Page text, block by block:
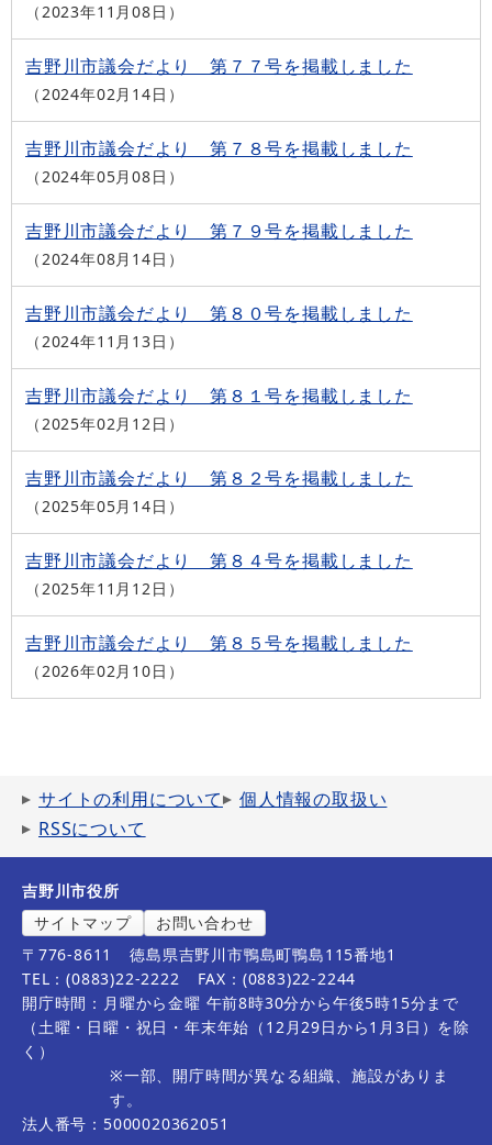
2023年11月08日
吉野川市議会だより 第７７号を掲載しました
2024年02月14日
吉野川市議会だより 第７８号を掲載しました
2024年05月08日
吉野川市議会だより 第７９号を掲載しました
2024年08月14日
吉野川市議会だより 第８０号を掲載しました
2024年11月13日
吉野川市議会だより 第８１号を掲載しました
2025年02月12日
吉野川市議会だより 第８２号を掲載しました
2025年05月14日
吉野川市議会だより 第８４号を掲載しました
2025年11月12日
吉野川市議会だより 第８５号を掲載しました
2026年02月10日
サイトの利用について
個人情報の取扱い
RSSについて
吉野川市役所
サイトマップ
お問い合わせ
〒776-8611
徳島県吉野川市鴨島町鴨島115番地1
TEL：(0883)22-2222
FAX：(0883)22-2244
開庁時間：月曜から金曜 午前8時30分から午後5時15分まで
（土曜・日曜・祝日・年末年始（12月29日から1月3日）を除
く）
※一部、開庁時間が異なる組織、施設がありま
す。
法人番号：5000020362051